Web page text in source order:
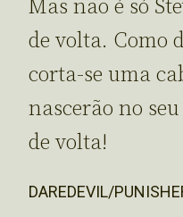
Mas não é só
de volta. Como
corta-se uma
nascerão no
de volta!
DAREDEVIL/